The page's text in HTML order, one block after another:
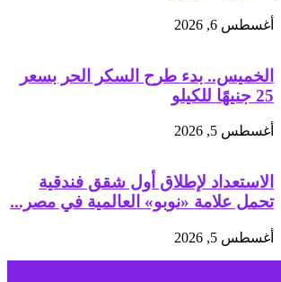
أغسطس 6, 2026
الخميس.. بدء طرح السكر الحر بسعر
25 جنيهًا للكيلو
أغسطس 5, 2026
الاستعداد لإطلاق أول شقق فندقية
تحمل علامة «نوبو» العالمية في مصر...
أغسطس 5, 2026